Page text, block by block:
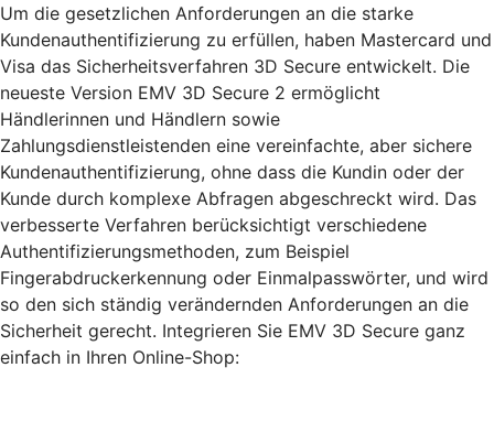
Um die gesetzlichen Anforderungen an die starke
Kundenauthentifizierung zu erfüllen, haben Mastercard und
Visa das Sicherheitsverfahren 3D Secure entwickelt. Die
neueste Version EMV 3D Secure 2 ermöglicht
Händlerinnen und Händlern sowie
Zahlungsdienstleistenden eine vereinfachte, aber sichere
Kundenauthentifizierung, ohne dass die Kundin oder der
Kunde durch komplexe Abfragen abgeschreckt wird. Das
verbesserte Verfahren berücksichtigt verschiedene
Authentifizierungsmethoden, zum Beispiel
Fingerabdruckerkennung oder Einmalpasswörter, und wird
so den sich ständig verändernden Anforderungen an die
Sicherheit gerecht. Integrieren Sie EMV 3D Secure ganz
einfach in Ihren Online-Shop: